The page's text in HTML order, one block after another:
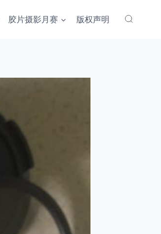
胶片摄影月赛 版权声明